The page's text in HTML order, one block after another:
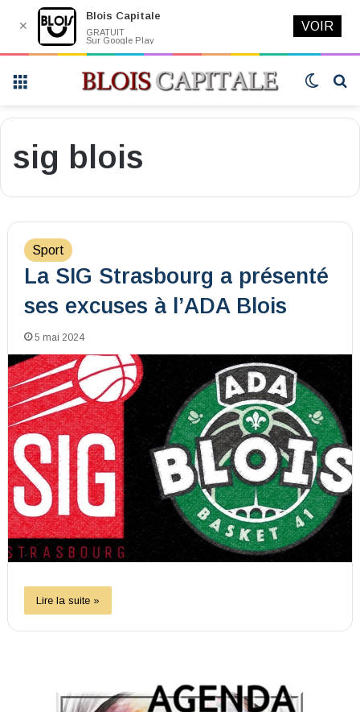
Switch
sig blois
Sport
La SIG Strasbourg a présenté
ses excuses à l’ADA Blois
5 mai 2024
Lire la suite »
✕
Blois Capitale
GRATUIT
Sur Google Play
VOIR